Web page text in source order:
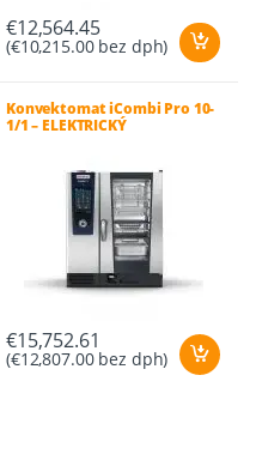
€12,564.45
(€10,215.00bez dph)
Konvektomat iCombi Pro 10-
1/1 – ELEKTRICKÝ
€15,752.61
(€12,807.00bez dph)